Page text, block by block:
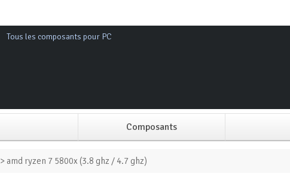
Tous les composants pour PC
Composants
Alimentation PC
> amd ryzen 7 5800x (3.8 ghz / 4.7 ghz)